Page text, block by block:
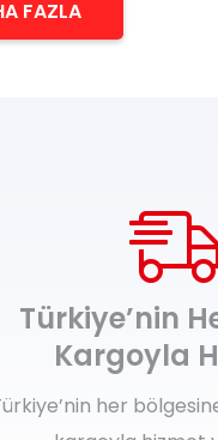
FAZLA
Türkiye’nin
Kargoyla
her